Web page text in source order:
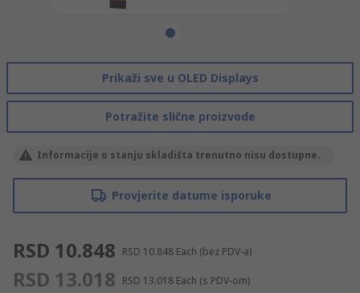
Prikaži sve u OLED Displays
Potražite slične proizvode
Informacije o stanju skladišta trenutno nisu dostupne.
Provjerite datume isporuke
RSD 10.848 RSD 10.848 Each (bez PDV-a)
RSD 13.018 RSD 13.018 Each (s PDV-om)